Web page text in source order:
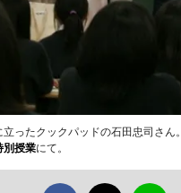
ったクックパッドの石田忠司さん。
別授業にて。